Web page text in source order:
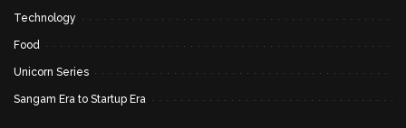
Technology
Food
Unicorn Series
Sangam Era to Startup Era